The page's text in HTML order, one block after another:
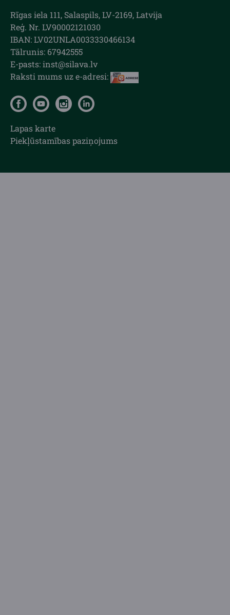
Rīgas iela 111, Salaspils, LV-2169, Latvija
Reģ. Nr. LV90002121030
IBAN: LV02UNLA0033330466134
Tālrunis: 67942555
E-pasts: inst@silava.lv
Raksti mums uz e-adresi:
Lapas karte
Piekļūstamības paziņojums